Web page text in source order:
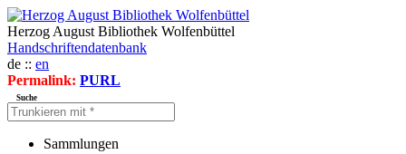
Herzog August Bibliothek Wolfenbüttel
Handschriftendatenbank
de :: en
Permalink: PURL
Suche
Sammlungen